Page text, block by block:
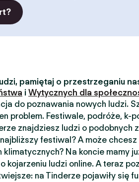
pamiętaj o przestrzeganiu
i Wytycznych dla
do poznawania nowych ludzi.
problem. Festiwale, podróże, k-
znajdziesz ludzi o podobnych
festiwal? A może chcesz
klimatycznych? Na koncie mamy
kojarzeniu ludzi online. A teraz
na Tinderze pojawiły się